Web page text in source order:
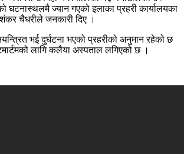
घटनास्थलमै ज्यान गएको इलाका प्रहरी कार्यालयका
चैधरीले जनकारी दिए ।
भई दुर्घटना भएको प्रहरीको अनुमान रहेको छ
लागि कलैया अस्पताल लगिएको छ ।